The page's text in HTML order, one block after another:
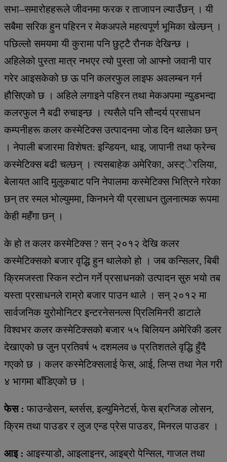
सभा–समारोहहरूले जीवनमा फरक र ताजापन ल्याउँछन् । यी
सबैमा सरिक हुन पहिरन र मेकअपले महत्वपूर्ण भूमिका खेल्छन् ।
पछिल्लो समयमा यी कुरामा पनि छुट्टै रौनक देखिन्छ ।
अहिलेको पुस्ता मात्र नभएर त्यो पुस्ता जो आफ्नो जवानी पार
गरेर आइसकेको छ ऊ पनि कलरफुल लाइफ अवलम्बन गर्न
हौसिएको छ । अहिले लगाइने पहिरन तथा मेकअपमा न्युडभन्दा
कलरफुल नै बढी रुचाइन्छ । त्यसैले पनि सौन्दर्य प्रसाधन
कम्पनीहरू कलर कस्मेटिक्स उत्पादनमा जोड दिन थालेका छन्
। नेपाली बजारमा विशेषत: इन्डियन, थाइ, जापानी तथा फ्रेन्च
कस्मेटिक्स बढी चल्छन् । त्यसबाहेक अमेरिका, अस्ट्ेरलिया,
बेलायत आदि मुलुकबाट पनि नेपालमा कस्मेटिक्स भित्रिने गरेका
छन् तर स्मल भोल्युममा, किनभने यी प्रसाधन तुलनात्मक रूपमा
केही महँगा छन् ।
के हो त कलर कस्मेटिक्स ? सन् २०१२ देखि कलर
कस्मेटिक्सको बजार वृद्धि हुन थालेको हो । जब कन्सिलर, बिबी
क्रिमजस्ता स्किन स्टोन गर्ने प्रसाधनको उत्पादन सुरु भयो तब
यस्ता प्रसाधनले राम्रो बजार पाउन थाले । सन् २०१२ मा
सार्वजनिक युरोमोनिटर इन्टरनेसनल्स प्रिलिमिनरी डाटाले
विश्वभर कलर कस्मेटिक्सको बजार ५५ बिलियन अमेरिकी डलर
देखाएको छ जुन प्रतिवर्ष ५ दशमलव ७ प्रतिशतले वृद्धि हुँदै
गएको छ । कलर कस्मेटिक्सलाई फेस, आई, लिप्स तथा नेल गरी
४ भागमा बाँडिएको छ ।
फेस : फाउन्डेसन, ब्लर्सस, इल्युमिनेटर्स, फेस ब्रन्जिङ लोसन,
क्रिम तथा पाउडर र लुज एन्ड प्रेस पाउडर, मिनरल पाउडर ।
आइ : आइस्याडो, आइलाइनर, आइब्रो पेन्सिल, गाजल तथा